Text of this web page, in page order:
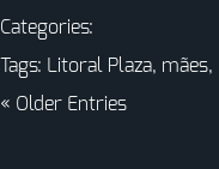
Categories:
Tags: Litoral Plaza, mães,
« Older Entries